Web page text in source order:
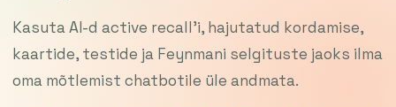
Kasuta AI-d active recall’i, hajutatud kordamise,
kaartide, testide ja Feynmani selgituste jaoks ilma
oma mõtlemist chatbotile üle andmata.